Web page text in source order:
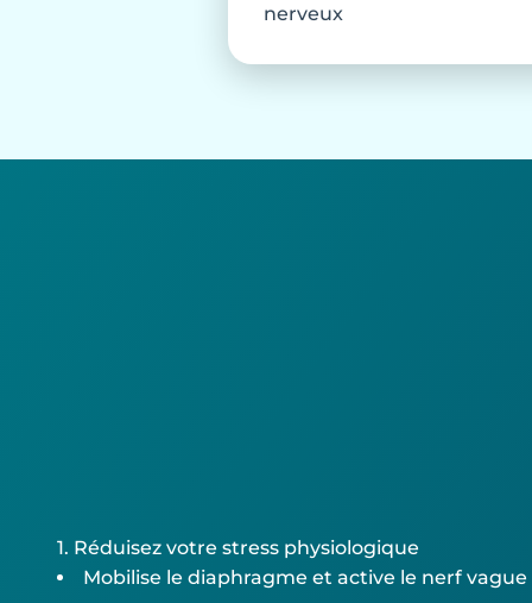
nerveux
1. Réduisez votre stress physiologique
Mobilise le diaphragme et active le nerf vague